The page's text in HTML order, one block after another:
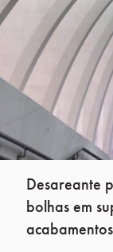
Desareante
bolhas em